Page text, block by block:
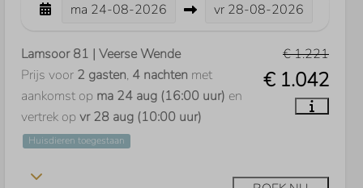
ma 24-08-2026 vr 28-08-2026
€ 1.221
€ 1.042
Lamsoor 81 | Veerse Wende
Prijs voor 2 gasten, 4 nachten met
aankomst op ma 24 aug (16:00 uur) en
vertrek op vr 28 aug (10:00 uur)
Huisdieren toegestaan